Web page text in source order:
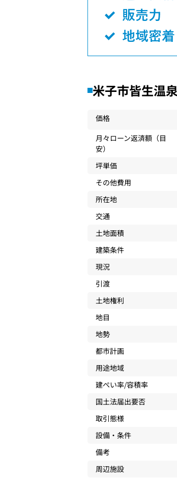
米子市皆生温
価格
月々ローン返済額（目
安）
坪単価
その他費用
所在地
交通
土地面積
建築条件
現況
引渡
土地権利
地目
地勢
都市計画
用途地域
建ぺい率/容積率
国土法届出要否
取引態様
設備・条件
備考
周辺施設